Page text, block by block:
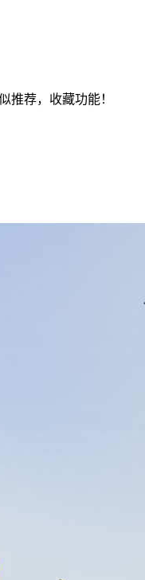
推荐，收藏功能！